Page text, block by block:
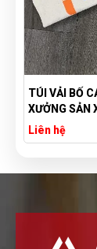
TÚI VẢI BỐ
XƯỞNG SẢN
Liên hệ